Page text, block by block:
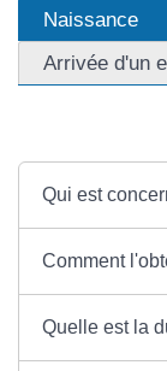
Naissance
Arrivée d'un
Qui est
Comment
Quelle est la